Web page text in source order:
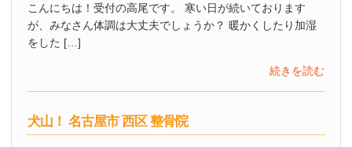
こんにちは！受付の高尾です。 寒い日が続いております
が、みなさん体調は大丈夫でしょうか？ 暖かくしたり加湿
をした […]
続きを読む
犬山！ 名古屋市 西区 整骨院